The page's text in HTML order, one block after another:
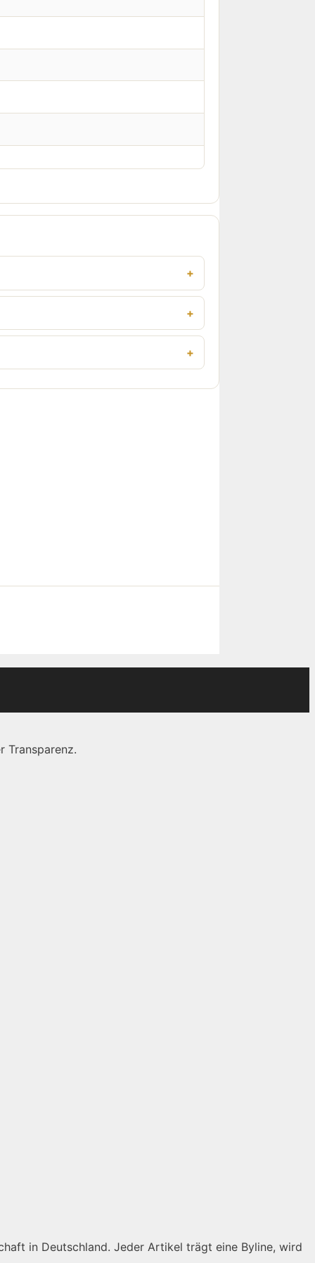
Transparenz.
in Deutschland. Jeder Artikel trägt eine Byline, wird